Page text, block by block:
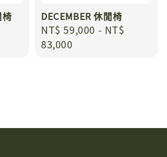
椅 DECEMBER 休閒椅
Regular
price
NT$ 59,000 - NT$
83,000